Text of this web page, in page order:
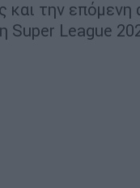
και την επόμενη
Super League